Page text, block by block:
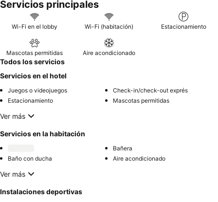
Servicios principales
Wi-Fi en el lobby Wi-Fi (habitación) Estacionamiento
Mascotas permitidas Aire acondicionado
Todos los servicios
Servicios en el hotel
Juegos o videojuegos
Check-in/check-out exprés
Estacionamiento
Mascotas permitidas
Ver más
Servicios en la habitación
Bañera
Baño con ducha
Aire acondicionado
Ver más
Instalaciones deportivas